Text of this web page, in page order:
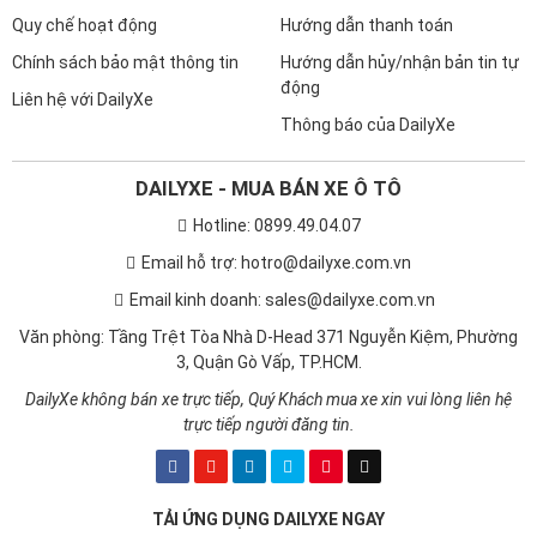
Quy chế hoạt động
Chính sách bảo mật thông tin
Liên hệ với DailyXe
Hướng dẫn thanh toán
Hướng dẫn hủy/nhận bản tin tự
động
Thông báo của DailyXe
DAILYXE - MUA BÁN XE Ô TÔ
Hotline: 0899.49.04.07
Email hỗ trợ: hotro@dailyxe.com.vn
Email kinh doanh: sales@dailyxe.com.vn
Văn phòng: Tầng Trệt Tòa Nhà D-Head 371 Nguyễn Kiệm, Phường
3, Quận Gò Vấp, TP.HCM.
DailyXe không bán xe trực tiếp, Quý Khách mua xe xin vui lòng liên hệ
trực tiếp người đăng tin.
TẢI ỨNG DỤNG DAILYXE NGAY